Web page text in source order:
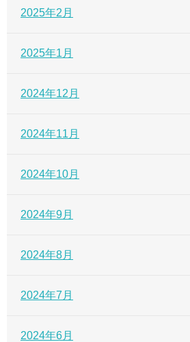
2025年2月
2025年1月
2024年12月
2024年11月
2024年10月
2024年9月
2024年8月
2024年7月
2024年6月